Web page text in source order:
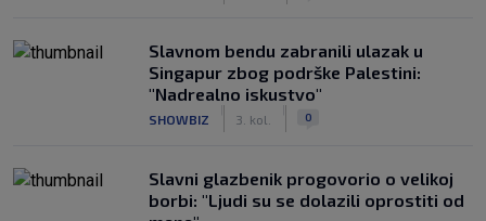
Slavnom bendu zabranili ulazak u
Singapur zbog podrške Palestini:
"Nadrealno iskustvo"
SHOWBIZ 3. kol. 0
Slavni glazbenik progovorio o velikoj
borbi: "Ljudi su se dolazili oprostiti od